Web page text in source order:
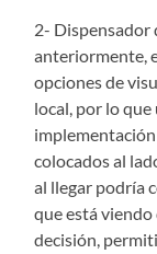
2- Dispensador
anteriormente,
opciones de
local, por lo
colocados al
al llegar podría
que está
decisión,